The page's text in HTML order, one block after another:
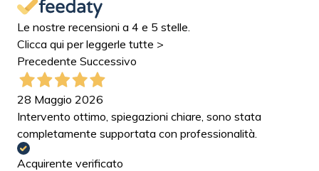
Le nostre recensioni a 4 e 5 stelle.
Clicca qui per leggerle tutte >
Precedente Successivo
28 Maggio 2026
Intervento ottimo, spiegazioni chiare, sono stata
completamente supportata con professionalità.
Acquirente verificato